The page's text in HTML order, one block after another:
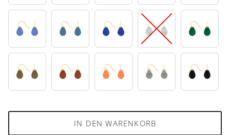
39 42 45 49 53
61 70 75 92 95
IN DEN WARENKORB